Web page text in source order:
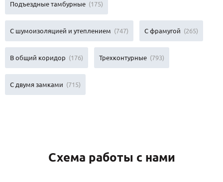
Подъездные тамбурные (175)
С шумоизоляцией и утеплением (747) С фрамугой (265)
В общий коридор (176) Трехконтурные (793)
С двумя замками (715)
Схема работы с нами